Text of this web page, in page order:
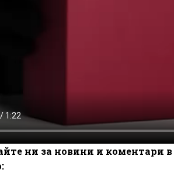
ни за новини и коментари